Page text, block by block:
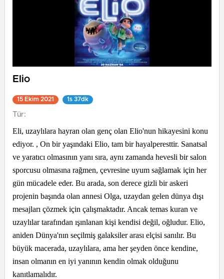
Elio
15 Ekim 2021 1s 37dk
Tür:
Eli, uzaylılara hayran olan genç olan Elio'nun hikayesini konu
ediyor. , On bir yaşındaki Elio, tam bir hayalperesttir. Sanatsal
ve yaratıcı olmasının yanı sıra, aynı zamanda hevesli bir salon
sporcusu olmasına rağmen, çevresine uyum sağlamak için her
gün mücadele eder. Bu arada, son derece gizli bir askeri
projenin başında olan annesi Olga, uzaydan gelen dünya dışı
mesajları çözmek için çalışmaktadır. Ancak temas kuran ve
uzaylılar tarafından ışınlanan kişi kendisi değil, oğludur. Elio,
aniden Dünya'nın seçilmiş galaksiler arası elçisi sanılır. Bu
büyük macerada, uzaylılara, ama her şeyden önce kendine,
insan olmanın en iyi yanının kendin olmak olduğunu
kanıtlamalıdır.